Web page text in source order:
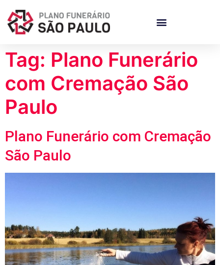
Tag: Plano Funerário
com Cremação São
Paulo
Plano Funerário com Cremação
São Paulo